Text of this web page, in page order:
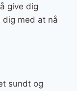
give dig
med at nå
sundt og